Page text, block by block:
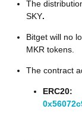
The
SKY.
Bitget will no
MKR tokens.
The contract
ERC20: